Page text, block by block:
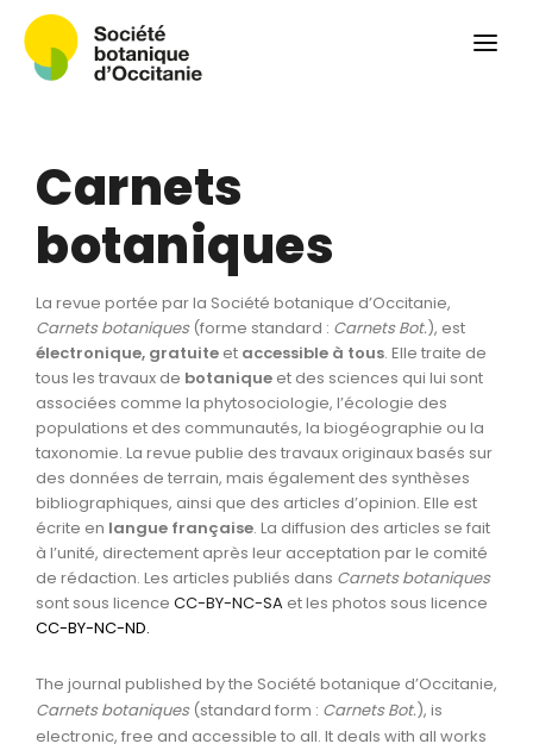
Colloque
Convergences botaniques
Herbier PCPR
Ressources
Actualités et calendrier
Contact
Carnets
botaniques
La revue portée par la Société botanique d’Occitanie,
Carnets botaniques (forme standard : Carnets Bot.), est
électronique, gratuite et accessible à tous. Elle traite de
tous les travaux de botanique et des sciences qui lui sont
associées comme la phytosociologie, l’écologie des
populations et des communautés, la biogéographie ou la
taxonomie. La revue publie des travaux originaux basés sur
des données de terrain, mais également des synthèses
bibliographiques, ainsi que des articles d’opinion. Elle est
écrite en langue française. La diffusion des articles se fait
à l’unité, directement après leur acceptation par le comité
de rédaction. Les articles publiés dans Carnets botaniques
sont sous licence CC-BY-NC-SA et les photos sous licence
CC-BY-NC-ND.
The journal published by the Société botanique d’Occitanie,
Carnets botaniques (standard form : Carnets Bot.), is
electronic, free and accessible to all. It deals with all works